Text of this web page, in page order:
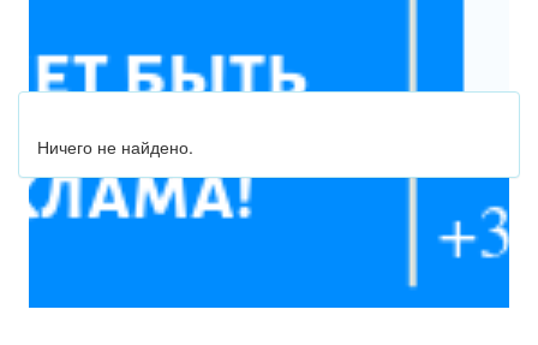
Ничего не найдено.